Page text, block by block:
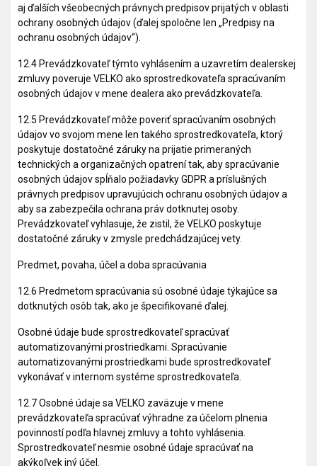
aj ďalších všeobecných právnych predpisov prijatých v oblasti
ochrany osobných údajov (ďalej spoločne len „Predpisy na
ochranu osobných údajov“).
12.4 Prevádzkovateľ týmto vyhlásením a uzavretím dealerskej
zmluvy poveruje VELKO ako sprostredkovateľa spracúvaním
osobných údajov v mene dealera ako prevádzkovateľa.
12.5 Prevádzkovateľ môže poveriť spracúvaním osobných
údajov vo svojom mene len takého sprostredkovateľa, ktorý
poskytuje dostatočné záruky na prijatie primeraných
technických a organizačných opatrení tak, aby spracúvanie
osobných údajov spĺňalo požiadavky GDPR a príslušných
právnych predpisov upravujúcich ochranu osobných údajov a
aby sa zabezpečila ochrana práv dotknutej osoby.
Prevádzkovateľ vyhlasuje, že zistil, že VELKO poskytuje
dostatočné záruky v zmysle predchádzajúcej vety.
Predmet, povaha, účel a doba spracúvania
12.6 Predmetom spracúvania sú osobné údaje týkajúce sa
dotknutých osôb tak, ako je špecifikované ďalej.
Osobné údaje bude sprostredkovateľ spracúvať
automatizovanými prostriedkami. Spracúvanie
automatizovanými prostriedkami bude sprostredkovateľ
vykonávať v internom systéme sprostredkovateľa.
12.7 Osobné údaje sa VELKO zaväzuje v mene
prevádzkovateľa spracúvať výhradne za účelom plnenia
povinností podľa hlavnej zmluvy a tohto vyhlásenia.
Sprostredkovateľ nesmie osobné údaje spracúvať na
akýkoľvek iný účel.